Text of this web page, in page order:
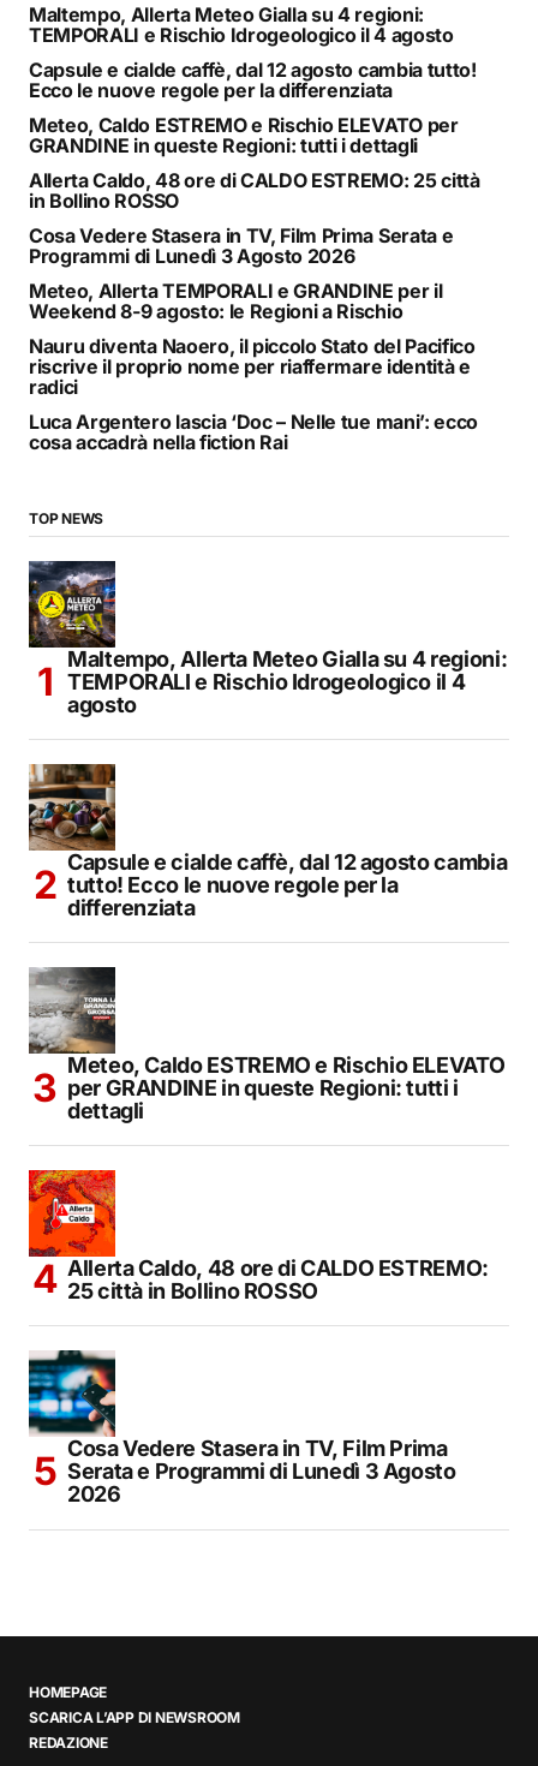
Maltempo, Allerta Meteo Gialla su 4 regioni:
TEMPORALI e Rischio Idrogeologico il 4 agosto
Capsule e cialde caffè, dal 12 agosto cambia tutto!
Ecco le nuove regole per la differenziata
Meteo, Caldo ESTREMO e Rischio ELEVATO per
GRANDINE in queste Regioni: tutti i dettagli
Allerta Caldo, 48 ore di CALDO ESTREMO: 25 città
in Bollino ROSSO
Cosa Vedere Stasera in TV, Film Prima Serata e
Programmi di Lunedì 3 Agosto 2026
Meteo, Allerta TEMPORALI e GRANDINE per il
Weekend 8-9 agosto: le Regioni a Rischio
Nauru diventa Naoero, il piccolo Stato del Pacifico
riscrive il proprio nome per riaffermare identità e
radici
Luca Argentero lascia ‘Doc – Nelle tue mani’: ecco
cosa accadrà nella fiction Rai
TOP NEWS
Maltempo, Allerta Meteo Gialla su 4 regioni:
TEMPORALI e Rischio Idrogeologico il 4
agosto
Capsule e cialde caffè, dal 12 agosto cambia
tutto! Ecco le nuove regole per la
differenziata
Meteo, Caldo ESTREMO e Rischio ELEVATO
per GRANDINE in queste Regioni: tutti i
dettagli
Allerta Caldo, 48 ore di CALDO ESTREMO:
25 città in Bollino ROSSO
Cosa Vedere Stasera in TV, Film Prima
Serata e Programmi di Lunedì 3 Agosto
2026
HOMEPAGE
SCARICA L’APP DI NEWSROOM
REDAZIONE